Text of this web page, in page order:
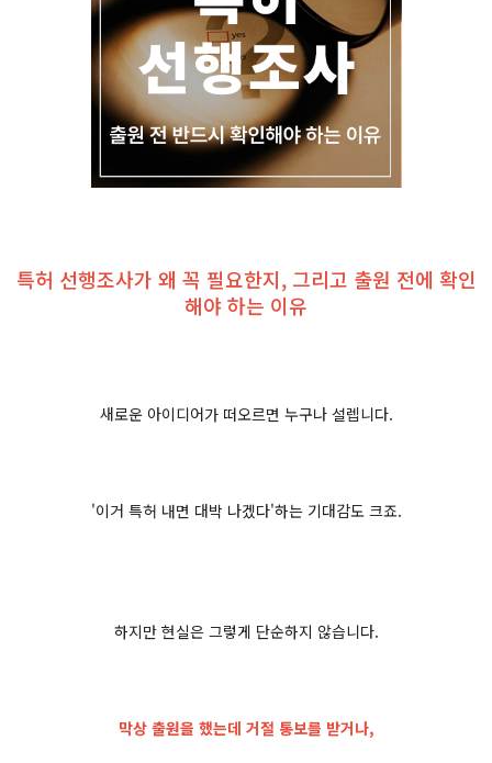
특허 선행조사가 왜 꼭 필요한지, 그리고 출원 전에 확인
해야 하는 이유
새로운 아이디어가 떠오르면 누구나 설렙니다.
'이거 특허 내면 대박 나겠다'하는 기대감도 크죠.
하지만 현실은 그렇게 단순하지 않습니다.
막상 출원을 했는데 거절 통보를 받거나,